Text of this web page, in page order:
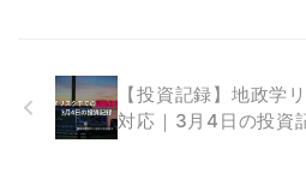
【投資記録】地政学
対応｜3月4日の投資